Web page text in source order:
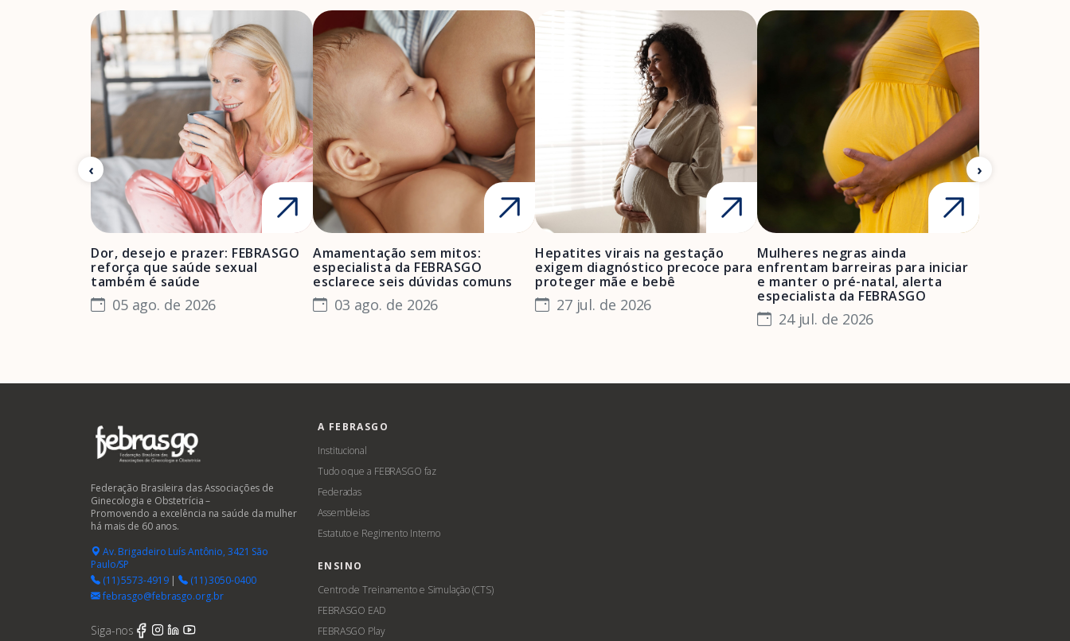
Dor, desejo e prazer: FEBRASGO
reforça que saúde sexual
também é saúde
05 ago. de 2026
Amamentação sem mitos:
especialista da FEBRASGO
esclarece seis dúvidas comuns
03 ago. de 2026
Hepatites virais na gestação
exigem diagnóstico precoce para
proteger mãe e bebê
27 jul. de 2026
Mulheres negras ainda
enfrentam barreiras para iniciar
e manter o pré-natal, alerta
especialista da FEBRASGO
24 jul. de 2026
Federação Brasileira das Associações de
Ginecologia e Obstetrícia –
Promovendo a excelência na saúde da mulher
há mais de 60 anos.
Av. Brigadeiro Luís Antônio, 3421 São
Paulo/SP
(11) 5573-4919|
(11) 3050-0400
febrasgo@febrasgo.org.br
Siga-nos
A FEBRASGO
Institucional
Tudo o que a FEBRASGO faz
Federadas
Assembleias
Estatuto e Regimento Interno
ENSINO
Centro de Treinamento e Simulação (CTS)
FEBRASGO EAD
FEBRASGO Play